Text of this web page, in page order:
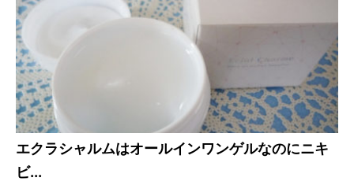
エクラシャルムはオールインワンゲルなのにニキ
ビ...